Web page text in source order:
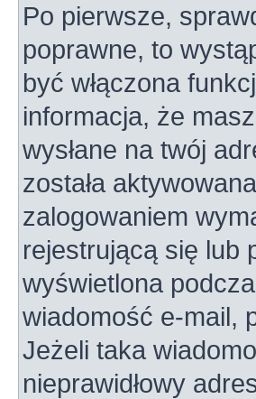
Po pierwsze,
poprawne, to
być włączona
informacja, że
wysłane na twój
została
zalogowaniem
rejestrującą się lub
wyświetlona
wiadomość e-mail,
Jeżeli taka
nieprawidłowy